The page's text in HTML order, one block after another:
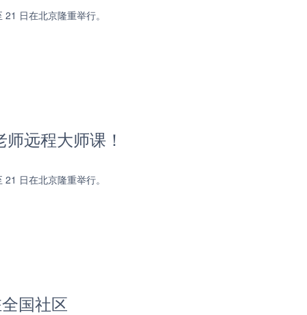
日在北京隆重举行。
远程大师课！
日在北京隆重举行。
国社区